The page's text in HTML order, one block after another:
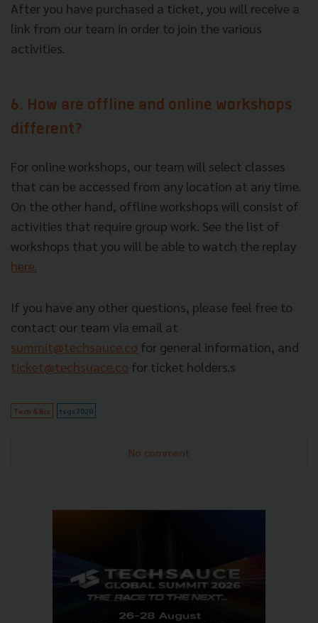
After you have purchased a ticket, you will receive a
link from our team in order to join the various
activities.
6. How are offline and online workshops
different?
For online workshops, our team will select classes
that can be accessed from any location at any time.
On the other hand, offline workshops will consist of
activities that require group work. See the list of
workshops that you will be able to watch the replay
here.
If you have any other questions, please feel free to
contact our team via email at
summit@techsauce.co for general information, and
ticket@techsuace.co for ticket holders.s
Tech & Biz tsgs2020
No comment